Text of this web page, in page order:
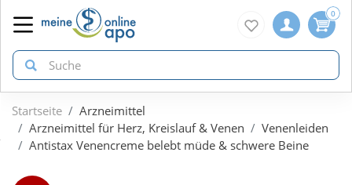
zurück
zurück
zurück
0
Startseite
Arzneimittel
Arzneimittel für Herz, Kreislauf & Venen
Venenleiden
Antistax Venencreme belebt müde & schwere Beine